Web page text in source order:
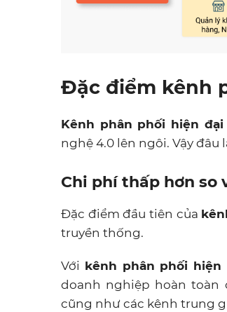
Đặc điểm kênh
Kênh phân phối hiện đại
nghệ 4.0 lên ngôi. Vậy
Chi phí thấp hơn so
Đặc điểm đầu tiên của
truyền thống.
Với kênh phân phối hiện
doanh nghiệp hoàn toàn
cũng như các kênh trung